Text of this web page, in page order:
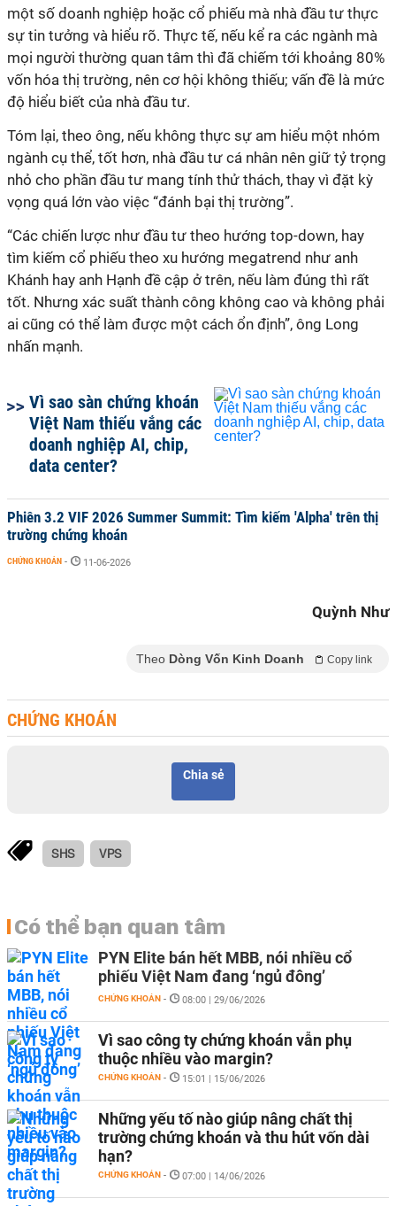
một số doanh nghiệp hoặc cổ phiếu mà nhà đầu tư thực
sự tin tưởng và hiểu rõ. Thực tế, nếu kể ra các ngành mà
mọi người thường quan tâm thì đã chiếm tới khoảng 80%
vốn hóa thị trường, nên cơ hội không thiếu; vấn đề là mức
độ hiểu biết của nhà đầu tư.
Tóm lại, theo ông, nếu không thực sự am hiểu một nhóm
ngành cụ thể, tốt hơn, nhà đầu tư cá nhân nên giữ tỷ trọng
nhỏ cho phần đầu tư mang tính thử thách, thay vì đặt kỳ
vọng quá lớn vào việc “đánh bại thị trường”.
“Các chiến lược như đầu tư theo hướng top-down, hay
tìm kiếm cổ phiếu theo xu hướng megatrend như anh
Khánh hay anh Hạnh đề cập ở trên, nếu làm đúng thì rất
tốt. Nhưng xác suất thành công không cao và không phải
ai cũng có thể làm được một cách ổn định”, ông Long
nhấn mạnh.
Vì sao sàn chứng khoán
Việt Nam thiếu vắng các
doanh nghiệp AI, chip,
data center?
Phiên 3.2 VIF 2026 Summer Summit: Tìm kiếm 'Alpha' trên thị
trường chứng khoán
CHỨNG KHOÁN - 11-06-2026
Quỳnh Như
Theo Dòng Vốn Kinh Doanh Copy link
CHỨNG KHOÁN
Chia sẻ
SHS VPS
Có thể bạn quan tâm
PYN Elite bán hết MBB, nói nhiều cổ
phiếu Việt Nam đang ‘ngủ đông’
CHỨNG KHOÁN - 08:00 | 29/06/2026
Vì sao công ty chứng khoán vẫn phụ
thuộc nhiều vào margin?
CHỨNG KHOÁN - 15:01 | 15/06/2026
Những yếu tố nào giúp nâng chất thị
trường chứng khoán và thu hút vốn dài
hạn?
CHỨNG KHOÁN - 07:00 | 14/06/2026